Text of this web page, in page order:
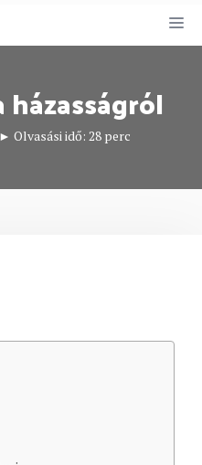
► Olvasási idő: 28 perc